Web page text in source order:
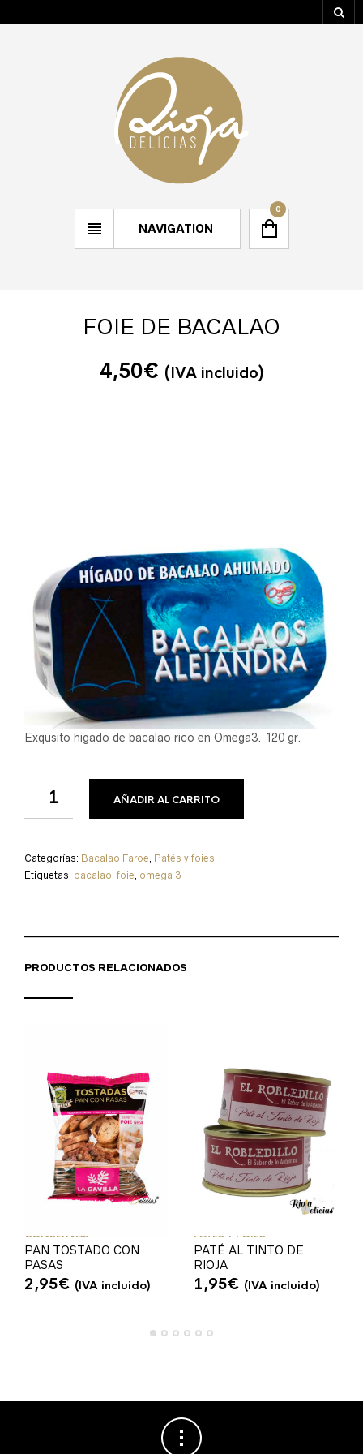
NAVIGATION
0
FOIE DE BACALAO
4,50€ (IVA incluido)
Exqusito higado de bacalao rico en Omega3. 120 gr.
AÑADIR AL CARRITO
Categorías: Bacalao Faroe
Patés y foies
Etiquetas: bacalao foie omega 3
PRODUCTOS RELACIONADOS
CONSERVAS
PAN TOSTADO CON
PASAS
2,95€ (IVA incluido)
PATÉS Y FOIES
PATÉ AL TINTO DE
RIOJA
1,95€ (IVA incluido)